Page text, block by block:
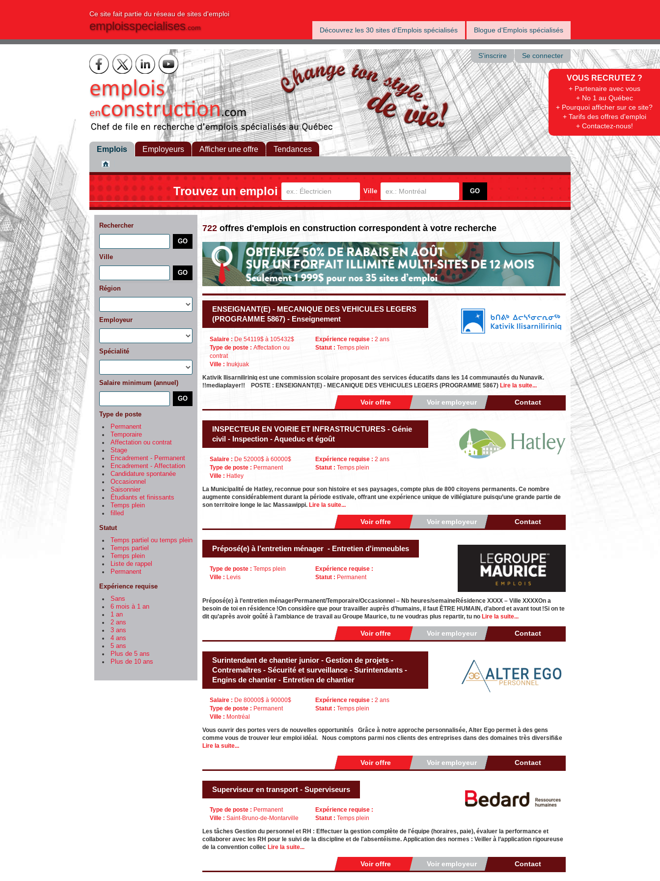
Ce site fait partie du réseau de sites d'emploi
emploisspecialises.com Découvrez les 30 sites d'Emplois spécialisés Blogue d'Emplois spécialisés
VOUS RECRUTEZ ?
+ Partenaire avec vous
+ No 1 au Québec
+ Pourquoi afficher sur ce site?
+ Tarifs des offres d'emploi
+ Contactez-nous!
S'inscrire Se connecter
Emplois Employeurs Afficher une offre Tendances
Trouvez un emploi Ville
Rechercher
Ville
Région
Employeur
Spécialité
Salaire minimum (annuel)
Type de poste
Permanent
Temporaire
Affectation ou contrat
Stage
Encadrement - Permanent
Encadrement - Affectation
Candidature spontanée
Occasionnel
Saisonnier
Étudiants et finissants
Temps plein
filled
Statut
Temps partiel ou temps plein
Temps partiel
Temps plein
Liste de rappel
Permanent
Expérience requise
Sans
6 mois à 1 an
1 an
2 ans
3 ans
4 ans
5 ans
Plus de 5 ans
Plus de 10 ans
722 offres d'emplois en construction correspondent à votre recherche
ENSEIGNANT(E) - MECANIQUE DES VEHICULES LEGERS
(PROGRAMME 5867) - Enseignement
Salaire : De 54119$ à 105432$
Type de poste : Affectation ou
contrat
Ville : Inukjuak
Expérience requise : 2 ans
Statut : Temps plein
Kativik Ilisarniliriniq est une commission scolaire proposant des services éducatifs dans les 14 communautés du Nunavik.
!!mediaplayer!! POSTE : ENSEIGNANT(E) - MECANIQUE DES VEHICULES LEGERS (PROGRAMME 5867) Lire la suite...
Voir offre Voir employeur Contact
INSPECTEUR EN VOIRIE ET INFRASTRUCTURES - Génie
civil - Inspection - Aqueduc et égoût
Salaire : De 52000$ à 60000$
Type de poste : Permanent
Ville : Hatley
Expérience requise : 2 ans
Statut : Temps plein
La Municipalité de Hatley, reconnue pour son histoire et ses paysages, compte plus de 800 citoyens permanents. Ce nombre
augmente considérablement durant la période estivale, offrant une expérience unique de villégiature puisqu’une grande partie de
son territoire longe le lac Massawippi. Lire la suite...
Voir offre Voir employeur Contact
Préposé(e) à l’entretien ménager - Entretien d'immeubles
Type de poste : Temps plein
Ville : Levis
Expérience requise :
Statut : Permanent
Préposé(e) à l’entretien ménagerPermanent/Temporaire/Occasionnel – Nb heures/semaineRésidence XXXX – Ville XXXXOn a
besoin de toi en résidence !On considère que pour travailler auprès d’humains, il faut ÊTRE HUMAIN, d’abord et avant tout !Si on te
dit qu’après avoir goûté à l’ambiance de travail au Groupe Maurice, tu ne voudras plus repartir, tu no Lire la suite...
Voir offre Voir employeur Contact
Surintendant de chantier junior - Gestion de projets -
Contremaîtres - Sécurité et surveillance - Surintendants -
Engins de chantier - Entretien de chantier
Salaire : De 80000$ à 90000$
Type de poste : Permanent
Ville : Montréal
Expérience requise : 2 ans
Statut : Temps plein
Vous ouvrir des portes vers de nouvelles opportunités Grâce à notre approche personnalisée, Alter Ego permet à des gens
comme vous de trouver leur emploi idéal. Nous comptons parmi nos clients des entreprises dans des domaines très diversifi&e
Lire la suite...
Voir offre Voir employeur Contact
Superviseur en transport - Superviseurs
Type de poste : Permanent
Ville : Saint-Bruno-de-Montarville
Expérience requise :
Statut : Temps plein
Les tâches Gestion du personnel et RH : Effectuer la gestion complète de l'équipe (horaires, paie), évaluer la performance et
collaborer avec les RH pour le suivi de la discipline et de l'absentéisme. Application des normes : Veiller à l’application rigoureuse
de la convention collec Lire la suite...
Voir offre Voir employeur Contact